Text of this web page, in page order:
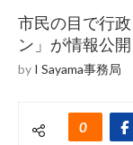
市民の目で行
ン」が情報公開
by I Sayama事務局
0